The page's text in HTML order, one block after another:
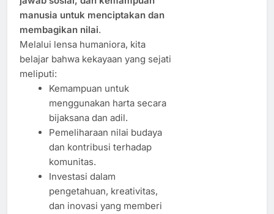
manusia untuk menciptakan dan
membagikan nilai.
Melalui lensa humaniora, kita
belajar bahwa kekayaan yang sejati
meliputi:
Kemampuan untuk
menggunakan harta secara
bijaksana dan adil.
Pemeliharaan nilai budaya
dan kontribusi terhadap
komunitas.
Investasi dalam
pengetahuan, kreativitas,
dan inovasi yang memberi